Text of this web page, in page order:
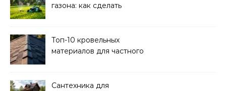
газона: как сделать
Топ-10 кровельных
материалов для частного
Сантехника для